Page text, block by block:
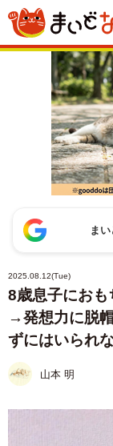
ま
2025.08.12(Tue)
8歳息子におも
→発想力に脱
ずにはいられ
山本 明